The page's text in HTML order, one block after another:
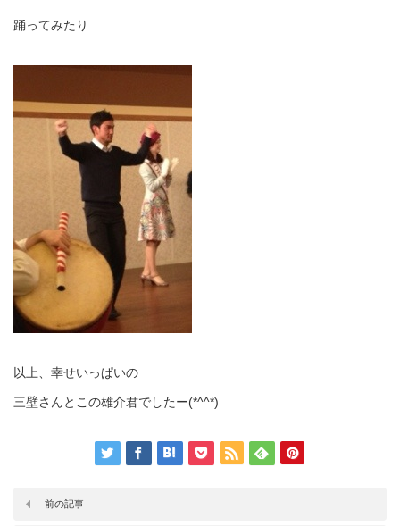
踊ってみたり
以上、幸せいっぱいの
三壁さんとこの雄介君でしたー(*^^*)
前の記事